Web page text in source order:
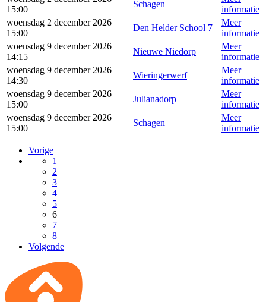
15:00
Schagen
informatie
woensdag 2 december 2026
15:00
Den Helder School 7
Meer
informatie
woensdag 9 december 2026
14:15
Nieuwe Niedorp
Meer
informatie
woensdag 9 december 2026
14:30
Wieringerwerf
Meer
informatie
woensdag 9 december 2026
15:00
Julianadorp
Meer
informatie
woensdag 9 december 2026
15:00
Schagen
Meer
informatie
Vorige
1
2
3
4
5
6
7
8
Volgende